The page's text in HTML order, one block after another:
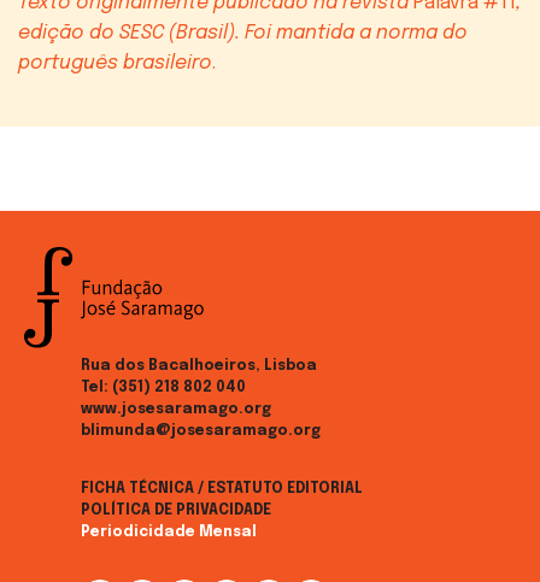
edição do SESC (Brasil). Foi mantida a norma do
português brasileiro.
Rua dos Bacalhoeiros, Lisboa
Tel: (351) 218 802 040
www.josesaramago.org
blimunda@josesaramago.org
FICHA TÉCNICA / ESTATUTO EDITORIAL
POLÍTICA DE PRIVACIDADE
Periodicidade Mensal